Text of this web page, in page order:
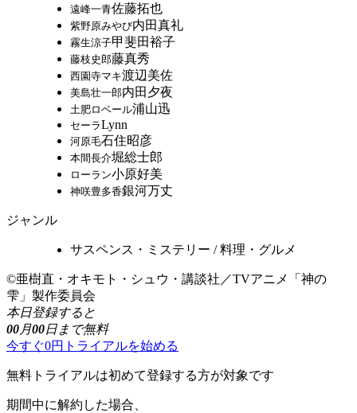
遠峰一青佐藤拓也
紫野原みやび内田真礼
霧生涼子甲斐田裕子
藤枝史郎藤真秀
西園寺マキ渡辺美佐
美島壮一郎内田夕夜
土肥ロベール浦山迅
セーラLynn
河原毛石住昭彦
本間長介堀総士郎
ローラン小原好美
神咲豊多香銀河万丈
ジャンル
サスペンス・ミステリー / 料理・グルメ
©亜樹直・オキモト・シュウ・講談社／TVアニメ「神の
雫」製作委員会
本日登録すると
00月00日まで無料
今すぐ0円トライアルを始める
無料トライアルは初めて登録する方が対象です
期間中に解約した場合、